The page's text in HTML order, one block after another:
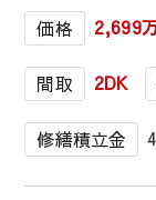
価格 2,699
間取 2DK
修繕積立金